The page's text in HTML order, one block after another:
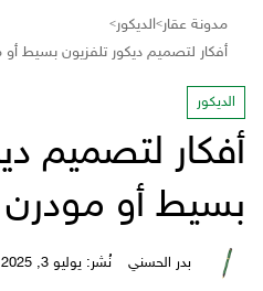
مدونة عقار>الديكور>
أفكار لتصميم ديكور تلفزيون بسيط
الديكور
أفكار لتصميم
بسيط أو
بدر الحسني نُشر: يوليو 3, 2025